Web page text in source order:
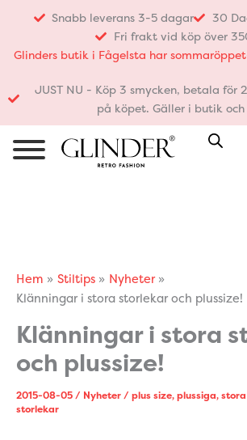
innehåll
Snabb leverans 3-5 dagar
30
Fri frakt vid köp över
Glinders butik i Fågelsta har
JUST NU - Köp 3 smycken, betala för
på köpet. Gäller i butik och
Hem Stiltips
Nyheter
Klänningar i stora storlekar och plussize!
Klänningar i stora
och plussize!
2015-08-05/ Nyheter/ plus size,plussiga,
storlekar